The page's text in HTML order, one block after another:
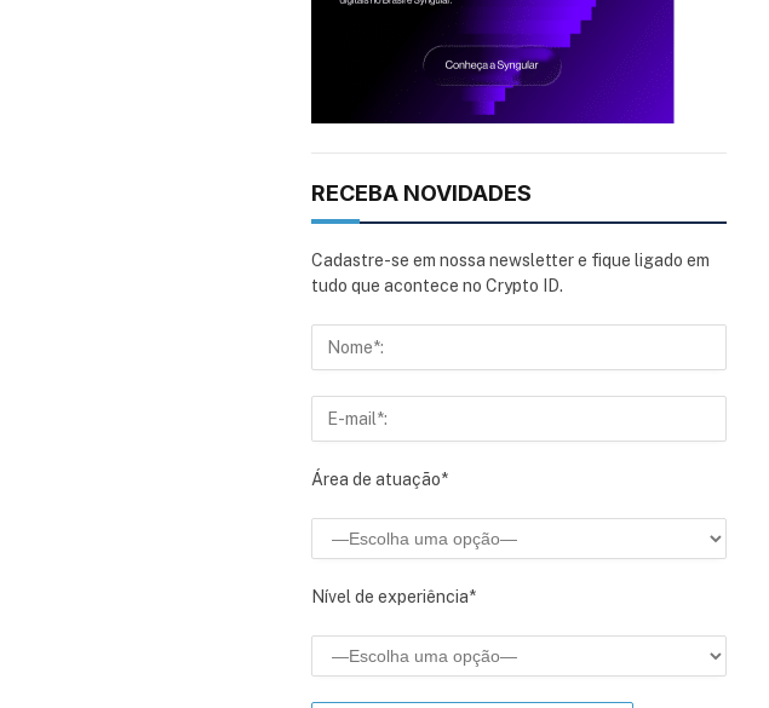
RECEBA NOVIDADES
Cadastre-se em nossa newsletter e fique ligado em
tudo que acontece no Crypto ID.
Área de atuação*
Nível de experiência*